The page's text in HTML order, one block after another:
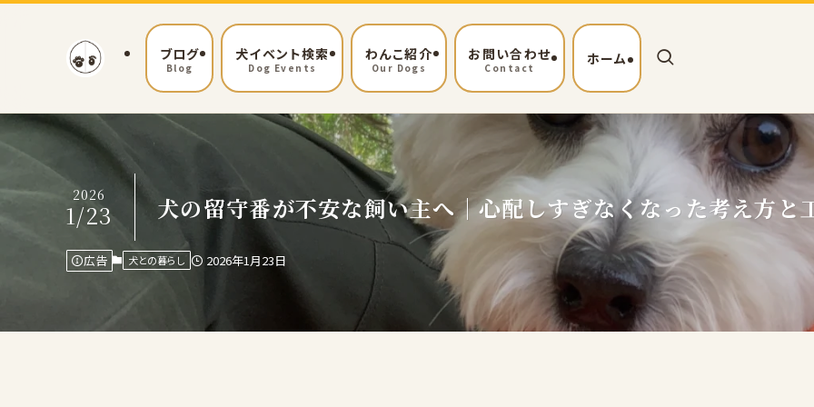
ブログ
Blog
犬イベント検索
Dog Events
わんこ紹介
Our Dogs
お問い合わせ
Contact
ホーム
犬の留守番が不安な飼い主へ｜心配しすぎなくなった考え方と
2026
1/23
広告 犬との暮らし 2026年1月23日